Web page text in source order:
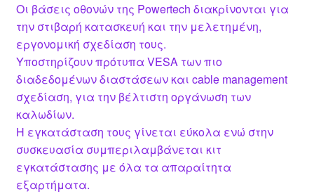
Οι βάσεις οθονών της Powertech διακρίνονται για
την στιβαρή κατασκευή και την μελετημένη,
εργονομική σχεδίαση τους.
Υποστηρίζουν πρότυπα VESA των πιο
διαδεδομένων διαστάσεων και cable management
σχεδίαση, για την βέλτιστη οργάνωση των
καλωδίων.
Η εγκατάσταση τους γίνεται εύκολα ενώ στην
συσκευασία συμπεριλαμβάνεται κιτ
εγκατάστασης με όλα τα απαραίτητα
εξαρτήματα.